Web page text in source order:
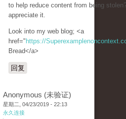
to help reduce content from being
appreciate it.
Look into my web blog; <a
href=" https://
Bread</a>
回复
Anonymous (未验证)
星期二, 04/23/2019 - 22:13
永久连接